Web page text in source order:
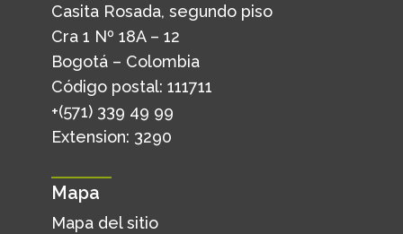
Casita Rosada, segundo piso
Cra 1 Nº 18A – 12
Bogotá – Colombia
Código postal: 111711
+(571) 339 49 99
Extension: 3290
Mapa
Mapa del sitio